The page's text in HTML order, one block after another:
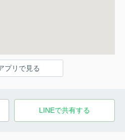
プリで見る
LINEで共有する